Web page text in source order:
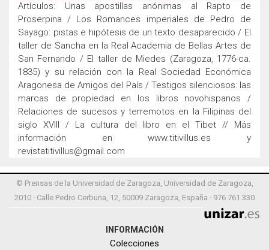
Artículos: Unas apostillas anónimas al Rapto de
Proserpina / Los Romances imperiales de Pedro de
Sayago: pistas e hipótesis de un texto desaparecido / El
taller de Sancha en la Real Academia de Bellas Artes de
San Fernando / El taller de Miedes (Zaragoza, 1776-ca.
1835) y su relación con la Real Sociedad Económica
Aragonesa de Amigos del País / Testigos silenciosos: las
marcas de propiedad en los libros novohispanos /
Relaciones de sucesos y terremotos en la Filipinas del
siglo XVIII / La cultura del libro en el Tibet // Más
información en www.titivillus.es y
revistatitivillus@gmail.com
© Prensas de la Universidad de Zaragoza, Universidad de Zaragoza,
2010 · Calle Pedro Cerbuna, 12, 50009 Zaragoza, España · 976 761 330
INFORMACIÓN
Colecciones